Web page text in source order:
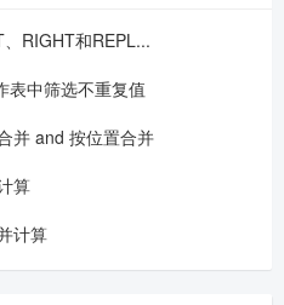
、RIGHT和REPL...
表中筛选不重复值
并 and 按位置合并
算
计算